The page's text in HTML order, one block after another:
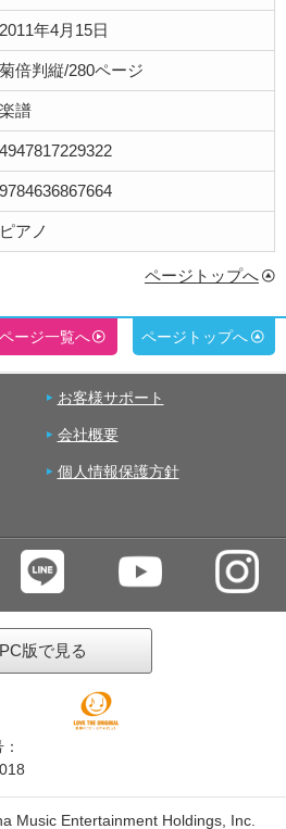
2011年4月15日
菊倍判縦/280ページ
楽譜
4947817229322
9784636867664
ピアノ
ページトップへ
ージ一覧へ ページトップへ
お客様サポート
会社概要
個人情報保護方針
PC版で見る
Music Entertainment Holdings, Inc.